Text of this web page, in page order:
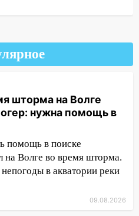
с 10 по 16
в
«море»
области ожидается
в Ульяновске 9
шторма на Волге
нужна помощь в
помощь в поиске
Волге во время шторма.
в акватории реки
09.08.2026